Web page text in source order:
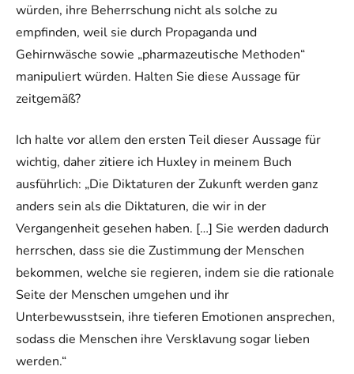
würden, ihre Beherrschung nicht als solche zu
empfinden, weil sie durch Propaganda und
Gehirnwäsche sowie „pharmazeutische Methoden“
manipuliert würden. Halten Sie diese Aussage für
zeitgemäß?
Ich halte vor allem den ersten Teil dieser Aussage für
wichtig, daher zitiere ich Huxley in meinem Buch
ausführlich: „Die Diktaturen der Zukunft werden ganz
anders sein als die Diktaturen, die wir in der
Vergangenheit gesehen haben. […] Sie werden dadurch
herrschen, dass sie die Zustimmung der Menschen
bekommen, welche sie regieren, indem sie die rationale
Seite der Menschen umgehen und ihr
Unterbewusstsein, ihre tieferen Emotionen ansprechen,
sodass die Menschen ihre Versklavung sogar lieben
werden.“